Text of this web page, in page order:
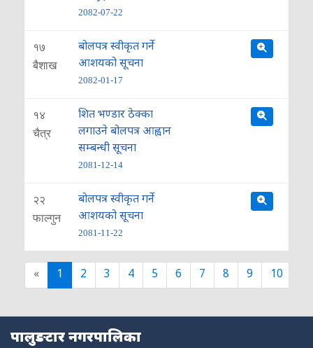
2082-07-22
१७
बैशाख
बोलपत्र स्वीकृत गर्ने
आशयको सूचना
2082-01-17
१४
चैत्र
शित भण्डार ठेक्का
लगाउने बोलपत्र आह्वान
सम्बन्धी सूचना
2081-12-14
२२
फाल्गुन
बोलपत्र स्वीकृत गर्ने
आशयको सूचना
2081-11-22
« 1 2 3 4 5 6 7 8 9 10
पालुङटार नगरपालिका